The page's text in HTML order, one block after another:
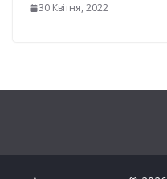
30 Квітня, 2022